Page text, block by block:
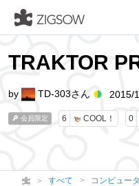
TRAKTOR
会員限定 6 COOL！ 0
by TD-303さん 2015/
すべて コンピュータ